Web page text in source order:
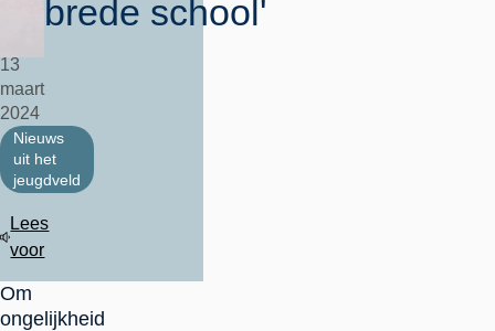
brede school'
13
maart
2024
Nieuws
uit het
jeugdveld
Lees
voor
Om
ongelijkheid